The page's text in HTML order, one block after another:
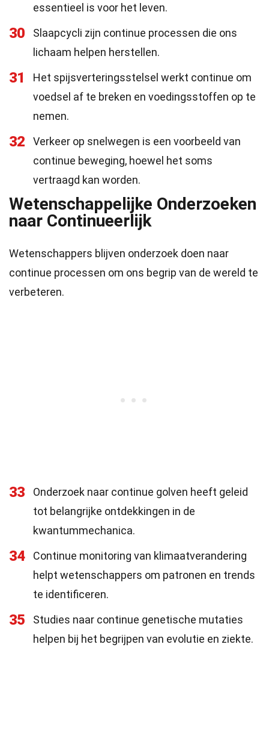
essentieel is voor het leven.
30
Slaapcycli zijn continue processen die ons
lichaam helpen herstellen.
31
Het spijsverteringsstelsel werkt continue om
voedsel af te breken en voedingsstoffen op te
nemen.
32
Verkeer op snelwegen is een voorbeeld van
continue beweging, hoewel het soms
vertraagd kan worden.
Wetenschappelijke Onderzoeken
naar Continueerlijk
Wetenschappers blijven onderzoek doen naar
continue processen om ons begrip van de wereld te
verbeteren.
33
Onderzoek naar continue golven heeft geleid
tot belangrijke ontdekkingen in de
kwantummechanica.
34
Continue monitoring van klimaatverandering
helpt wetenschappers om patronen en trends
te identificeren.
35
Studies naar continue genetische mutaties
helpen bij het begrijpen van evolutie en ziekte.